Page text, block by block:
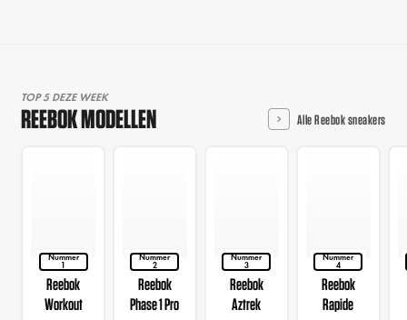
TOP 5 DEZE WEEK
REEBOK MODELLEN Alle Reebok sneakers
Nummer
1
Reebok
Workout
Nummer
2
Reebok
Phase 1 Pro
Nummer
3
Reebok
Aztrek
Nummer
4
Reebok
Rapide